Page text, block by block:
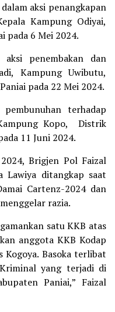
aksi penangkapan
Kampung Odiyai,
pada 6 Mei 2024.
penembakan dan
Kampung Uwibutu,
pada 22 Mei 2024.
terhadap
Kopo, Distrik
11 Juni 2024.
Brigjen Pol Faizal
Lawiya ditangkap saat
Cartenz-2024 dan
razia.
satu KKB atas
anggota KKB Kodap
Basoka terlibat
yang terjadi di
Paniai,” Faizal